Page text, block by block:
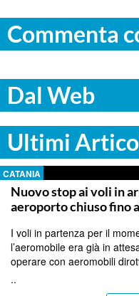
Commenta
Dal Web
Ultimi
CATANIA
Nuovo stop ai voli in
aeroporto chiuso fino
I voli in partenza per il
l’aeromobile era già in
operare con aeromobili
..